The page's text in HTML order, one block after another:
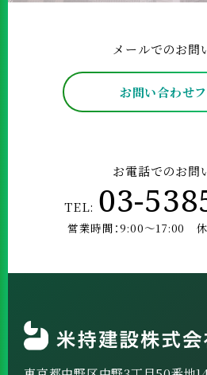
メールでのお問
お問い合わせ
お電話でのお問
TEL: 03-
営業時間：9:00～17:00 休